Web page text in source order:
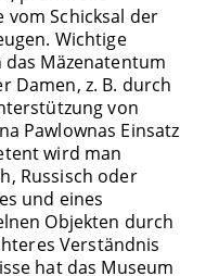
Schicksal der
Wichtige
das Mäzenatentum
Damen, z. B. durch
von
Pawlownas Einsatz
wird man
Russisch oder
und eines
Objekten durch
Verständnis
hat das Museum